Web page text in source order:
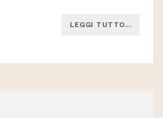
LEGGI TUTTO...